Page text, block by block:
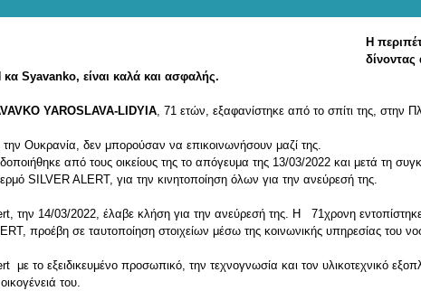
Η
κα Syavanko, είναι καλά και ασφαλής.
YAROSLAVA-LIDYIA, 71 ετών, εξαφανίστηκε από το σπίτι της, στην
την Ουκρανία, δεν μπορούσαν να επικοινωνήσουν μαζί της.
από τους οικείους της το απόγευμα της 13/03/2022 και μετά τη
SILVER ALERT, για την κινητοποίηση όλων για την ανεύρεσή της.
την 14/03/2022, έλαβε κλήση για την ανεύρεσή της. Η 71χρονη
προέβη σε ταυτοποίηση στοιχείων μέσω της κοινωνικής υπηρεσίας του
με το εξειδικευμένο προσωπικό, την τεχνογνωσία και τον υλικοτεχνικό
του.